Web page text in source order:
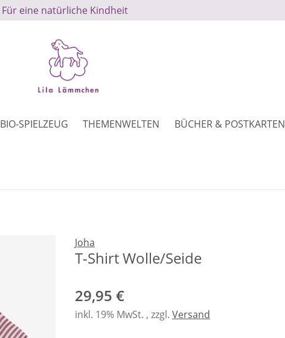
Für eine natürliche Kindheit
BIO-SPIELZEUG THEMENWELTEN BÜCHER & POSTKARTEN
Joha
T-Shirt Wolle/Seide
29,95 €
inkl. 19% MwSt. , zzgl. Versand